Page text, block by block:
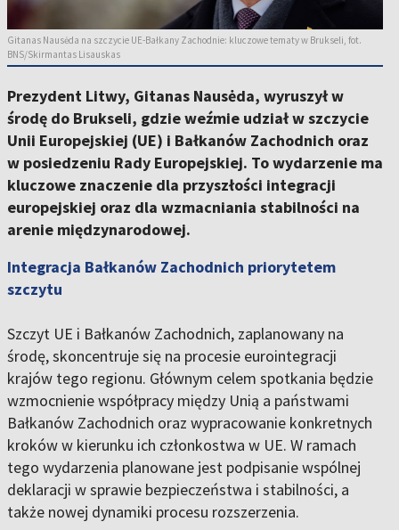
Gitanas Nausėda na szczycie UE-Bałkany Zachodnie: kluczowe tematy w Brukseli, fot.
BNS/Skirmantas Lisauskas
Prezydent Litwy, Gitanas Nausėda, wyruszył w
środę do Brukseli, gdzie weźmie udział w szczycie
Unii Europejskiej (UE) i Bałkanów Zachodnich oraz
w posiedzeniu Rady Europejskiej. To wydarzenie ma
kluczowe znaczenie dla przyszłości integracji
europejskiej oraz dla wzmacniania stabilności na
arenie międzynarodowej.
Integracja Bałkanów Zachodnich priorytetem
szczytu
Szczyt UE i Bałkanów Zachodnich, zaplanowany na
środę, skoncentruje się na procesie eurointegracji
krajów tego regionu. Głównym celem spotkania będzie
wzmocnienie współpracy między Unią a państwami
Bałkanów Zachodnich oraz wypracowanie konkretnych
kroków w kierunku ich członkostwa w UE. W ramach
tego wydarzenia planowane jest podpisanie wspólnej
deklaracji w sprawie bezpieczeństwa i stabilności, a
także nowej dynamiki procesu rozszerzenia.